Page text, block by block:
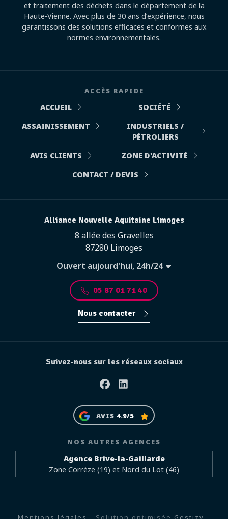
et traitement des déchets dans le département de la
Haute-Vienne. Avec plus de 30 ans d’expérience, nous
garantissons des solutions efficaces et conformes aux
normes environnementales.
ACCÈS RAPIDE
ACCUEIL
SOCIÉTÉ
ASSAINISSEMENT
INDUSTRIELS /
PÉTROLIERS
AVIS CLIENTS
ZONE D'ACTIVITÉ
CONTACT / DEVIS
Alliance Nouvelle Aquitaine Limoges
8 allée des Gravelles
87280 Limoges
Ouvert aujourd'hui, 24h/24
05 87 01 71 40
Nous contacter
Suivez-nous sur les réseaux sociaux
FacebookLinkedin
AVIS 4.9/5
NOS AUTRES AGENCES
Agence Brive-la-Gaillarde
Zone Corrèze (19) et Nord du Lot (46)